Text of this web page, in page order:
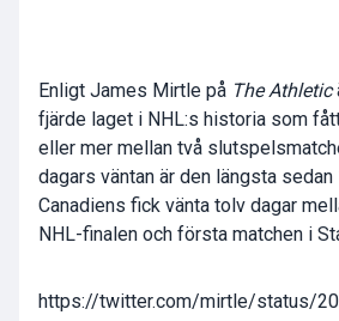
Enligt James Mirtle på The Athletic
fjärde laget i NHL:s historia som
eller mer mellan två
dagars väntan är den längsta sedan
Canadiens fick vänta tolv dagar
NHL-finalen och första matchen i
https://twitter.com/mirtle/status/